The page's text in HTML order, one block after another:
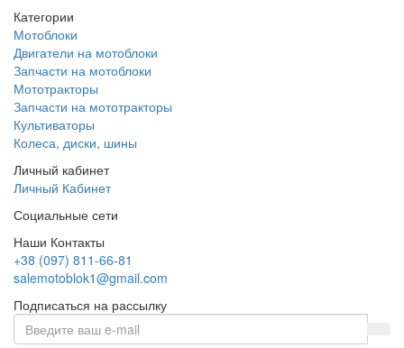
Категории
Мотоблоки
Двигатели на мотоблоки
Запчасти на мотоблоки
Мототракторы
Запчасти на мототракторы
Культиваторы
Колеса, диски, шины
Личный кабинет
Личный Кабинет
Социальные сети
Наши Контакты
+38 (097) 811-66-81
salemotoblok1@gmail.com
Подписаться на рассылку